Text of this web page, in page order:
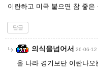
이란하고 미국 붙으면 참 좋은
답글
의식을넘어서 26-06-12
울 나라 경기보단 이란나